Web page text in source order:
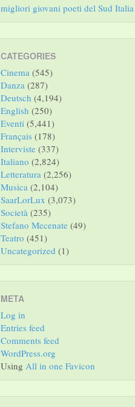
migliori giovani poeti del Sud Italia
CATEGORIES
Cinema (545)
Danza (287)
Deutsch (4,194)
English (250)
Eventi (5,441)
Français (178)
Interviste (337)
Italiano (2,824)
Letteratura (2,256)
Musica (2,104)
SaarLorLux (3,073)
Società (235)
Stefano Mecenate (49)
Teatro (451)
Uncategorized (1)
META
Log in
Entries feed
Comments feed
WordPress.org
Using All in one Favicon